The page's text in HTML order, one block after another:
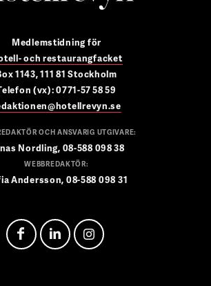
Medlemstidning för
och restaurangfacket
1143, 111 81 Stockholm
(vx): 0771-57 58 59
OCH ANSVARIG UTGIVARE:
Nordling, 08-588 098 38
WEBBREDAKTÖR:
Andersson, 08-588 098 31